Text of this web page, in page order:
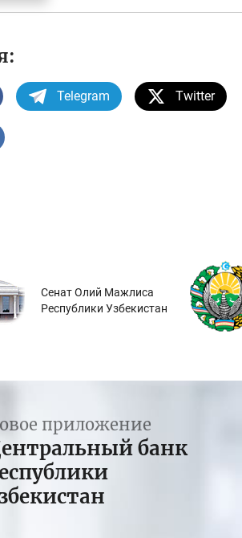
Telegram Twitter
Сенат Олий Мажлиса
Республики Узбекистан
приложение
банк